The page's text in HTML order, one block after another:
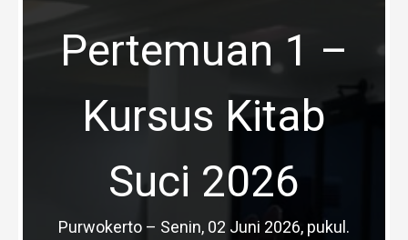
Pertemuan 1 –
Kursus Kitab
Suci 2026
Purwokerto – Senin, 02 Juni 2026, pukul.